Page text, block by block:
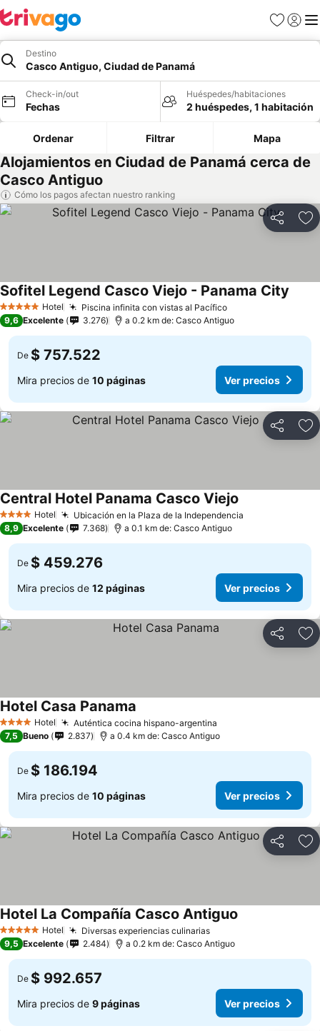
Favoritos
Iniciar
Destino
Casco Antiguo, Ciudad de Panamá
Check-in/out
Fechas
Huéspedes/habitaciones
2 huéspedes, 1 habitación
Ordenar Filtrar Mapa
Alojamientos en Ciudad de Panamá cerca de
Casco Antiguo
Cómo los pagos afectan nuestro ranking
Compartir
5 Estrellas Hotel Piscina infinita con vistas al Pacífico
Sofitel Legend Casco Viejo - Panama City
9,6 Excelente 3.276 a 0.2 km de: Casco Antiguo
De $ 757.522
Mira precios de 10 páginas Ver precios
Compartir
4 EstrellasHotel Ubicación en la Plaza de la Independencia
Central Hotel Panama Casco Viejo
8,9 Excelente 7.368 a 0.1 km de: Casco Antiguo
De $ 459.276
Mira precios de 12 páginas Ver precios
Compartir
4 EstrellasHotel Auténtica cocina hispano-argentina
Hotel Casa Panama
7,5 Bueno 2.837 a 0.4 km de: Casco Antiguo
De $ 186.194
Mira precios de 10 páginas Ver precios
Compartir
5 Estrellas Hotel Diversas experiencias culinarias
Hotel La Compañía Casco Antiguo
9,5 Excelente 2.484 a 0.2 km de: Casco Antiguo
De $ 992.657
Mira precios de 9 páginas Ver precios